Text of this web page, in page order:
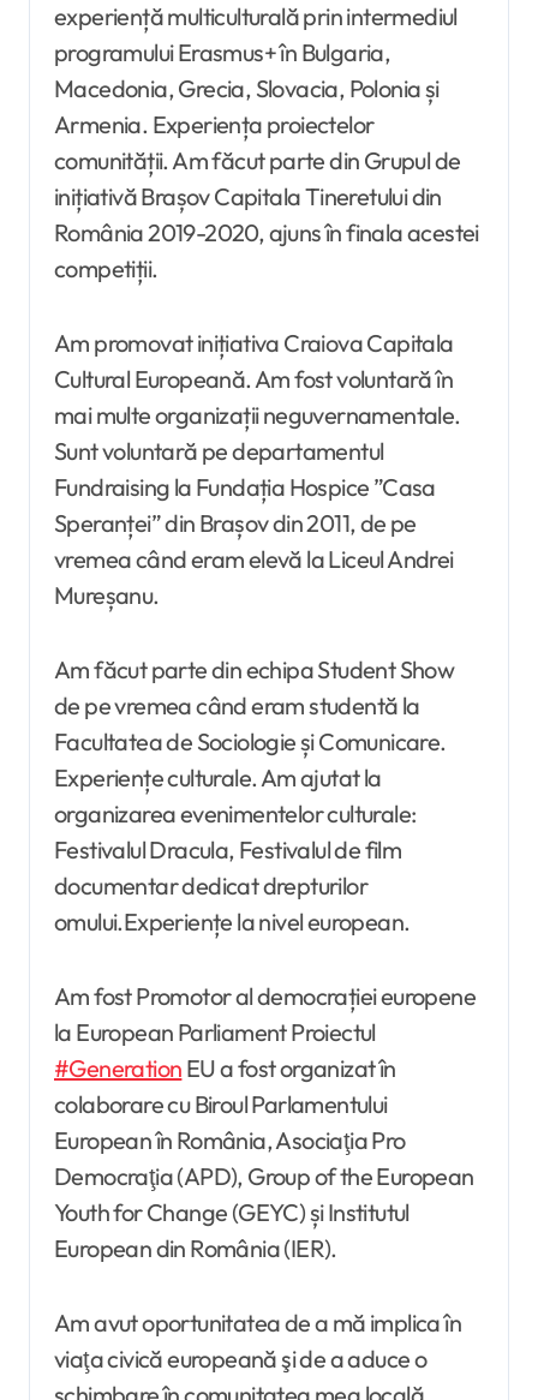
experiență multiculturală prin intermediul
programului Erasmus+ în Bulgaria,
Macedonia, Grecia, Slovacia, Polonia și
Armenia. Experiența proiectelor
comunității. Am făcut parte din Grupul de
inițiativă Brașov Capitala Tineretului din
România 2019-2020, ajuns în finala acestei
competiții.
Am promovat inițiativa Craiova Capitala
Cultural Europeană. Am fost voluntară în
mai multe organizații neguvernamentale.
Sunt voluntară pe departamentul
Fundraising la Fundația Hospice ”Casa
Speranței” din Brașov din 2011, de pe
vremea când eram elevă la Liceul Andrei
Mureșanu.
Am făcut parte din echipa Student Show
de pe vremea când eram studentă la
Facultatea de Sociologie și Comunicare.
Experiențe culturale. Am ajutat la
organizarea evenimentelor culturale:
Festivalul Dracula, Festivalul de film
documentar dedicat drepturilor
omului.Experiențe la nivel european.
Am fost Promotor al democrației europene
la European Parliament Proiectul
#Generation EU a fost organizat în
colaborare cu Biroul Parlamentului
European în România, Asociaţia Pro
Democraţia (APD), Group of the European
Youth for Change (GEYC) și Institutul
European din România (IER).
Am avut oportunitatea de a mă implica în
viaţa civică europeană şi de a aduce o